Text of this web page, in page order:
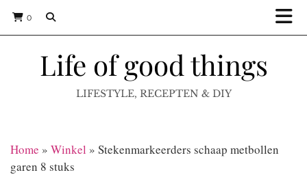
0
Life of good things
LIFESTYLE, RECEPTEN & DIY
Home » Winkel » Stekenmarkeerders schaap metbollen
garen 8 stuks